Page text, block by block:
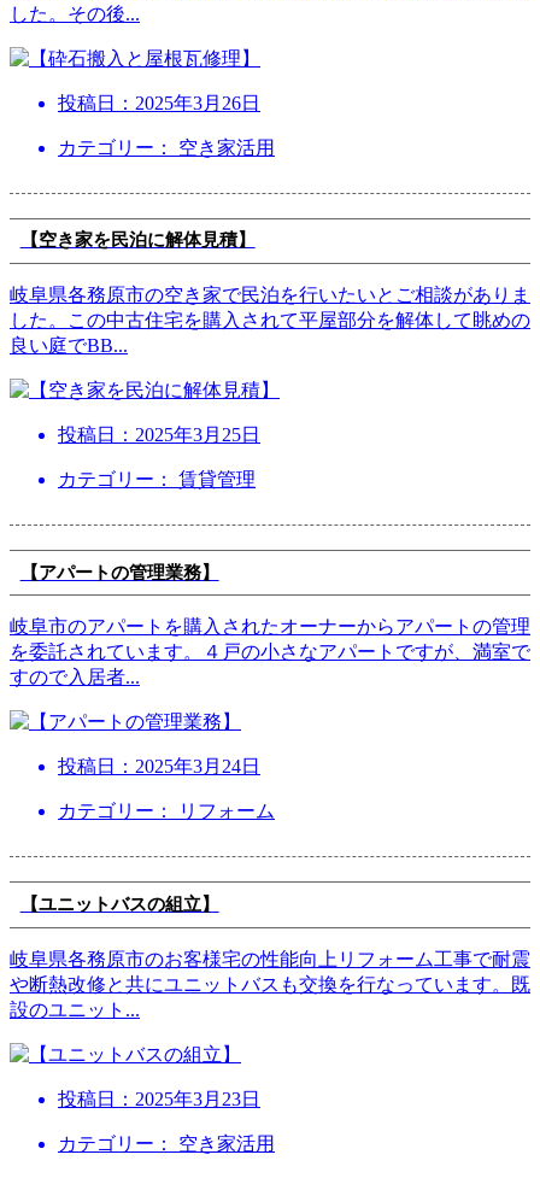
した。その後...
投稿日： 2025年3月26日
カテゴリー： 空き家活用
【空き家を民泊に解体見積】
岐阜県各務原市の空き家で民泊を行いたいとご相談がありま
した。この中古住宅を購入されて平屋部分を解体して眺めの
良い庭でBB...
投稿日： 2025年3月25日
カテゴリー： 賃貸管理
【アパートの管理業務】
岐阜市のアパートを購入されたオーナーからアパートの管理
を委託されています。４戸の小さなアパートですが、満室で
すので入居者...
投稿日： 2025年3月24日
カテゴリー： リフォーム
【ユニットバスの組立】
岐阜県各務原市のお客様宅の性能向上リフォーム工事で耐震
や断熱改修と共にユニットバスも交換を行なっています。既
設のユニット ...
投稿日： 2025年3月23日
カテゴリー： 空き家活用